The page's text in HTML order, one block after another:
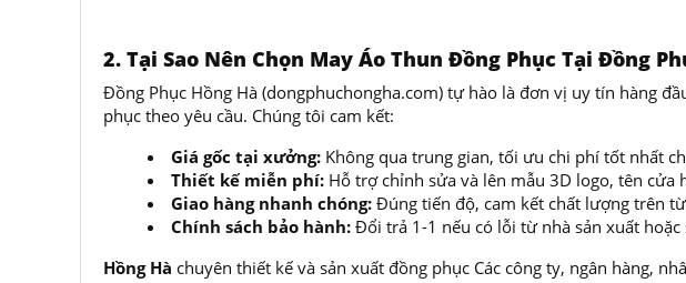
2. Tại Sao Nên Chọn May Áo Thun Đồng Phục Tại Đồng
Đồng Phục Hồng Hà (dongphuchongha.com) tự hào là đơn vị uy tín hàng
phục theo yêu cầu. Chúng tôi cam kết:
Giá gốc tại xưởng: Không qua trung gian, tối ưu chi phí tốt nhất
Thiết kế miễn phí: Hỗ trợ chỉnh sửa và lên mẫu 3D logo, tên cửa
Giao hàng nhanh chóng: Đúng tiến độ, cam kết chất lượng trên
Chính sách bảo hành: Đổi trả 1-1 nếu có lỗi từ nhà sản xuất
Hồng Hà chuyên thiết kế và sản xuất đồng phục Các công ty, ngân hàng,